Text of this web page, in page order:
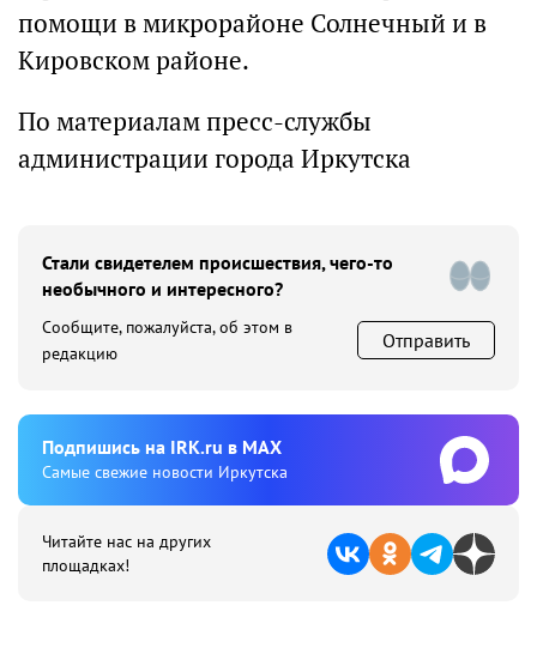
помощи в микрорайоне Солнечный и в
Кировском районе.
По материалам пресс-службы
администрации города Иркутска
Стали свидетелем происшествия, чего-то
необычного и интересного?
Сообщите, пожалуйста, об этом в
редакцию
Отправить
Подпишиcь на IRK.ru в MAX
Cамые свежие новости Иркутска
Читайте нас на других
площадках!